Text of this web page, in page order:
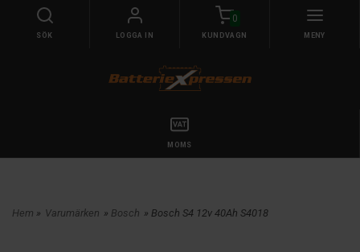
SÖK LOGGA IN
0
KUNDVAGN MENY
MOMS
Hem » Varumärken » Bosch » Bosch S4 12v 40Ah S4018